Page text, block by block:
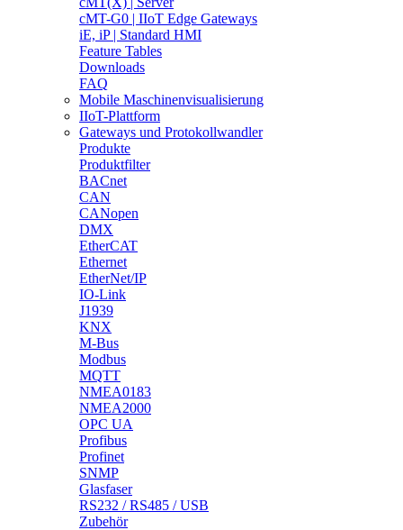
cMT-G0 | IIoT Edge Gateways
iE, iP | Standard HMI
Feature Tables
Downloads
FAQ
Mobile Maschinenvisualisierung
IIoT-Plattform
Gateways und Protokollwandler
Produkte
Produktfilter
BACnet
CAN
CANopen
DMX
EtherCAT
Ethernet
EtherNet/IP
IO-Link
J1939
KNX
M-Bus
Modbus
MQTT
NMEA0183
NMEA2000
OPC UA
Profibus
Profinet
SNMP
Glasfaser
RS232 / RS485 / USB
Zubehör